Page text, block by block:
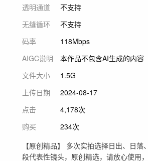
透明通道
不支持
无缝循环
不支持
码率
118Mbps
AIGC说明
本作品不包含AI生成的内容
文件大小
1.5G
上传日期
2024-08-17
点击
4,178次
购买
234次
【原创精品】 多次实拍选择日出、日落
段代表性镜头，原创精选，请放心使用